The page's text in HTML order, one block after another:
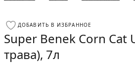
ДОБАВИТЬ В ИЗБРАННОЕ
Super Benek Corn Cat
трава), 7л